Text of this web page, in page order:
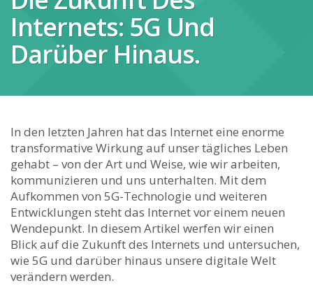
Internets: 5G Und
Darüber Hinaus.
In den letzten Jahren hat das Internet ⁣eine⁣ enorme
transformative Wirkung auf unser tägliches Leben
gehabt –⁢ von der Art und Weise, wie wir arbeiten,
kommunizieren ‍und uns unterhalten. Mit dem
‍Aufkommen von⁣ 5G-Technologie und weiteren
Entwicklungen steht das Internet vor‌ einem neuen
Wendepunkt. In diesem Artikel ​werfen wir einen
Blick auf die Zukunft des Internets und untersuchen,⁣
wie 5G⁤ und darüber hinaus ​unsere digitale Welt
verändern werden.